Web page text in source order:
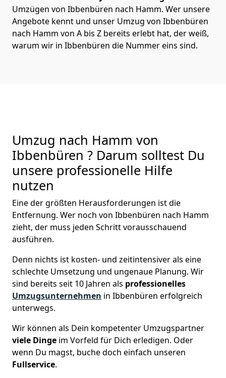
Umzügen von Ibbenbüren nach Hamm. Wer unsere
Angebote kennt und unser Umzug von Ibbenbüren
nach Hamm von A bis Z bereits erlebt hat, der weiß,
warum wir in Ibbenbüren die Nummer eins sind.
Umzug nach Hamm von
Ibbenbüren ? Darum solltest Du
unsere professionelle Hilfe
nutzen
Eine der größten Herausforderungen ist die
Entfernung. Wer noch von Ibbenbüren nach Hamm
zieht, der muss jeden Schritt vorausschauend
ausführen.
Denn nichts ist kosten- und zeitintensiver als eine
schlechte Umsetzung und ungenaue Planung. Wir
sind bereits seit 10 Jahren als professionelles
Umzugsunternehmen in Ibbenbüren erfolgreich
unterwegs.
Wir können als Dein kompetenter Umzugspartner
viele Dinge im Vorfeld für Dich erledigen. Oder
wenn Du magst, buche doch einfach unseren
Fullservice.